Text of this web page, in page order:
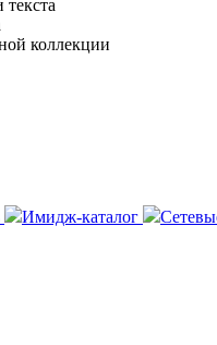
коллекции
Имидж-каталог